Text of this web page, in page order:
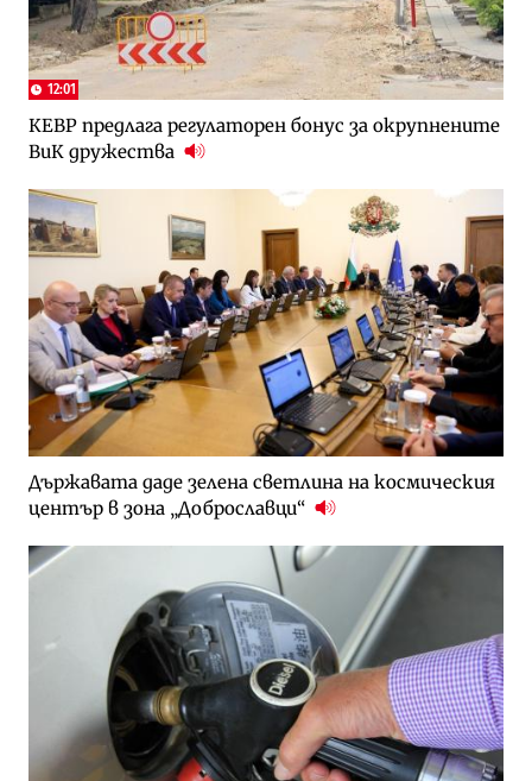
12:01
КЕВР предлага регулаторен бонус за окрупнените
ВиК дружества
Държавата даде зелена светлина на космическия
център в зона „Доброславци“